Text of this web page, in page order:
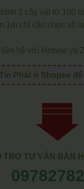
1 cây vải từ 100
1m chỉ cần chọn số
hệ với Hotline và
Phát ở Shopee
TRỢ TƯ VẤN BÁN